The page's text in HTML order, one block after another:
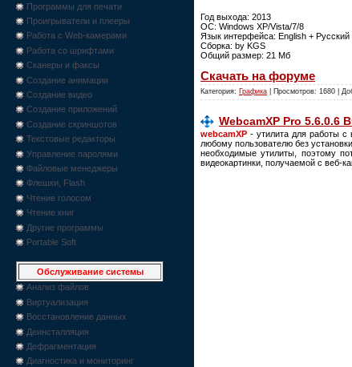
Программы для печати
Проигрыватели и плееры
Работа с Web-камерами
Работа со шрифтами
Сканеры и факсы
Создание анимации
Создание видео
Создание приложений
Создание скриншотов
Текстовые редакторы
Управление паролями
Файловые менеджеры
Флешки, Flash
Чтение голосом
Чтение книг
Другие программы
Portable Soft
Обслуживание системы
Анализ файлов
Виртуализация
Восстановление данных
Деинсталляция
Дефрагментация
Диагностика и мониторинг
Год выхода: 2013
ОС: Windows XP/Vista/7/8
Язык интерфейса: English + Русский
Сборка: by KGS
Общий размер: 21 Мб
Скачать на форуме
Категория: Графика | Просмотров: 1680 |
WebcamXP Pro 5.6.0.6
webcamXP - утилита для работы с
любому пользователю без
необходимые утилиты, поэтому
видеокартинки, получаемой с веб-